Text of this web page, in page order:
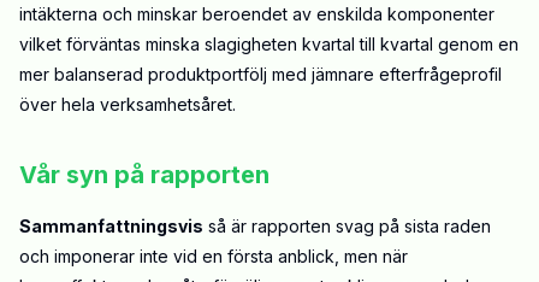
intäkterna och minskar beroendet av enskilda komponenter
vilket förväntas minska slagigheten kvartal till kvartal genom en
mer balanserad produktportfölj med jämnare efterfrågeprofil
över hela verksamhetsåret.
Vår syn på rapporten
Sammanfattningsvis så är rapporten svag på sista raden
och imponerar inte vid en första anblick, men när